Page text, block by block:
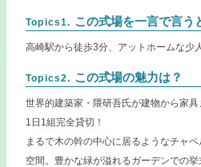
Topics1. この式場を一言で言う
高崎駅から徒歩3分、アットホームな少
Topics2. この式場の魅力は？
世界的建築家・隈研吾氏が建物から家具
1日1組完全貸切！
まるで木の幹の中心に居るようなチャ
空間。豊かな緑が溢れるガーデンでの挙